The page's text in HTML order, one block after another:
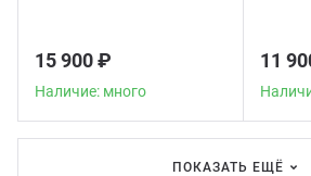
15 900 ₽
Наличие: много
11
ПОКАЗАТЬ ЕЩЁ